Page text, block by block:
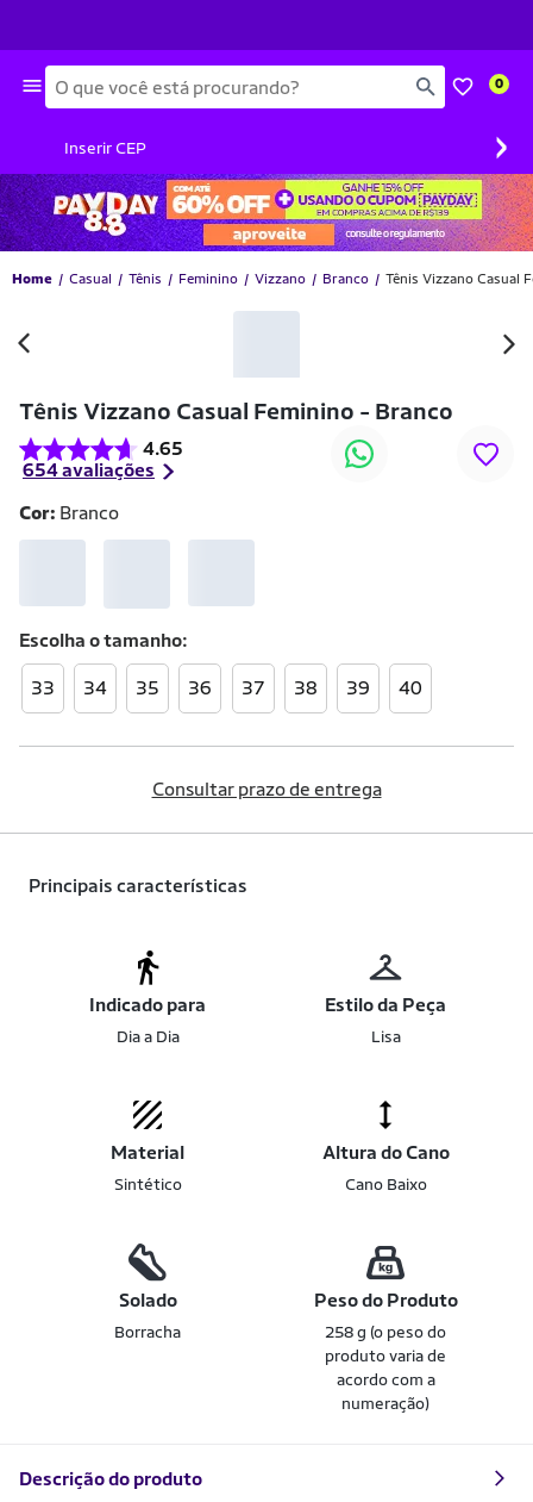
Busca 0
Inserir CEP ›
Home Casual Tênis Feminino Vizzano Branco Tênis Vizzano Casual
Tênis Vizzano Casual Feminino - Branco
4.65
654 avaliações
-22% OFF
Cor: Branco
Escolha otamanho
33 34 35 36 37 38 39 40
Consultar prazo de entrega
Principais características
Indicado para
Dia a Dia
Estilo da Peça
Lisa
Material
Sintético
Altura do Cano
Cano Baixo
Solado
Borracha
Peso do Produto
258 g (o peso do
produto varia de
acordo com a
numeração)
Descrição do produto